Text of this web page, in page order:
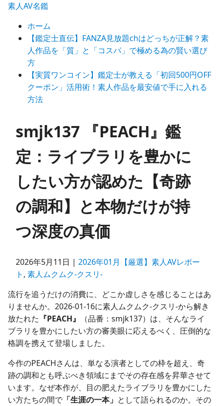
素人AV名鑑
ホーム
【鑑定士直伝】FANZA見放題chはどっちが正解？素
人作品を「質」と「コスパ」で極める為の賢い選び
方
【実質ワンコイン】鑑定士が教える「初回500円OFF
クーポン」活用術！素人作品を最安値で手に入れる
方法
smjk137 『PEACH』鑑
定：ライブラリを豊かに
したい方が認めた【奇跡
の調和】と本物だけが持
つ深度の真価
2026年5月11日 | 2026年01月【厳選】素人AVレポー
ト , 素人ムクムク-クスリ-
流行を追うだけの消費に、どこか虚しさを感じることはあ
りませんか。2026-01-16に素人ムクムク-クスリ-から解き
放たれた 『PEACH』
（品番：smjk137）は、そんなライ
ブラリを豊かにしたい方の審美眼に応えるべく、圧倒的な
格調を携えて登場しました。
今作のPEACHさんは、単なる演者としての枠を超え、奇
跡の調和とも呼ぶべき領域にまでその存在感を昇華させて
います。なぜ本作が、目の肥えたライブラリを豊かにした
い方たちの間で 「生涯の一本」 として語られるのか。その